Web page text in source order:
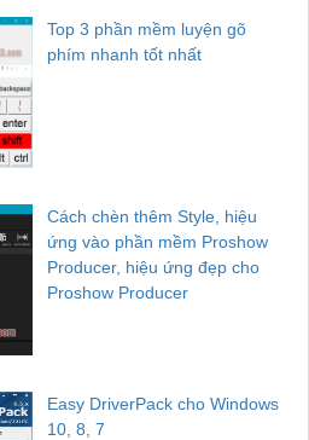
Top 3 phần mềm luyện gõ
phím nhanh tốt nhất
Cách chèn thêm Style, hiệu
ứng vào phần mềm Proshow
Producer, hiệu ứng đẹp cho
Proshow Producer
Easy DriverPack cho Windows
10, 8, 7